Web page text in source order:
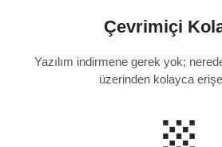
Çevrimiçi
Yazılım indirmene gerek yok;
üzerinden kolayca